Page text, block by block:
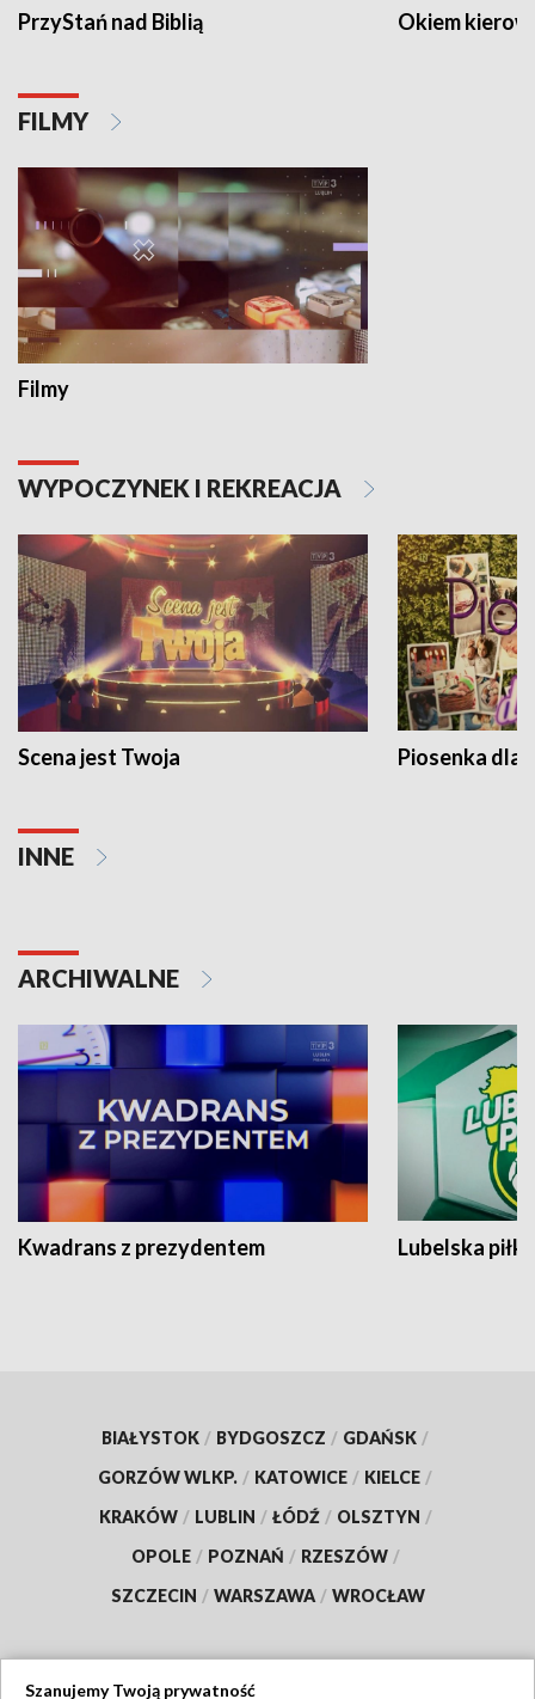
PrzyStań nad Biblią Okiem
FILMY
Filmy
WYPOCZYNEK I REKREACJA
Scena jest Twoja Piosenka dla
INNE
ARCHIWALNE
Kwadrans z prezydentem Lubelska piłka
BIAŁYSTOK / BYDGOSZCZ / GDAŃSK /
GORZÓW WLKP. / KATOWICE / KIELCE /
KRAKÓW / LUBLIN / ŁÓDŹ / OLSZTYN /
OPOLE / POZNAŃ / RZESZÓW /
SZCZECIN / WARSZAWA / WROCŁAW
Szanujemy Twoją prywatność